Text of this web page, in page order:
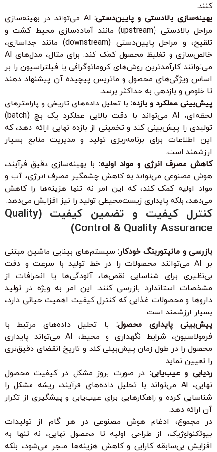
کنند.
بهینه‌سازی بالادستی و پایین‌دستی:
AI می‌تواند در بهینه‌سازی
مراحل بالادستی (upstream) مانند آماده‌سازی محیط کشت و
تلقیح، و مراحل پایین‌دستی (downstream) مانند جداسازی،
خالص‌سازی و تغلیظ محصول کمک کند. برای مثال، مدل‌های AI
می‌توانند کارآمدترین روش‌های کروماتوگرافی یا فیلتراسیون را بر
اساس ویژگی‌های محصول و ماتریس پیچیده آن پیشنهاد دهند
تا خلوص و بازدهی به حداکثر برسد.
پیش‌بینی عملکرد و بازده: با تحلیل داده‌های تاریخی و پارامترهای
لحظه‌ای، AI می‌تواند با دقت بالایی عملکرد یک بچ (batch)
تولیدی را پیش‌بینی کند و تخمینی از بازده نهایی ارائه دهد، که
این اطلاعات برای برنامه‌ریزی تولید و مدیریت منابع بسیار
ارزشمند است.
کاهش مصرف انرژی و مواد اولیه: با بهینه‌سازی دقیق فرآیند،
هوش مصنوعی می‌تواند به کاهش چشمگیر مصرف انرژی، آب و
مواد اولیه کمک کند، که این امر نه تنها هزینه‌ها را کاهش
می‌دهد، بلکه پایداری زیست‌محیطی تولید را نیز افزایش می‌دهد.
کنترل کیفیت و تضمین کیفیت (Quality
Control & Quality Assurance)
بازرسی و مانیتورینگ خودکار:سیستم‌های بینایی ماشین مبتنی
بر AI می‌توانند محصولات را در خط تولید با سرعت و دقت
بی‌نظیری برای شناسایی نقص‌ها، آلودگی‌ها یا انحرافات از
مشخصات استاندارد بازرسی کنند. این امر به ویژه در تولید
داروها و محصولات غذایی که کنترل کیفیت اهمیت حیاتی دارد،
بسیار ارزشمند است.
پیش‌بینی پایداری محصول: با تحلیل داده‌های مرتبط با
فرمولاسیون، شرایط نگهداری و محیط، AI می‌تواند پایداری
محصول را در طول زمان پیش‌بینی کند و تاریخ انقضای دقیق‌تری
را تعیین نماید.
ردیابی و عیب‌یابی: در صورت بروز مشکل در کیفیت محصول
نهایی، AI می‌تواند با تحلیل داده‌های فرآیند، ریشه مشکل را
شناسایی کرده و راهکارهایی برای عیب‌یابی و پیشگیری از تکرار
آن ارائه دهد.
در مجموع، ادغام هوش مصنوعی در هر گام از تولیدات
بیوتکنولوژیک، از طراحی اولیه تا محصول نهایی، نه تنها به
افزایش بی‌سابقه کارایی و کاهش هزینه‌ها منجر می‌شود، بلکه